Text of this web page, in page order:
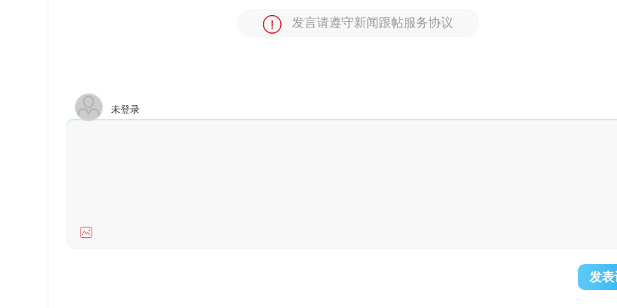
发言请遵守新闻跟帖服务协议
未登录
发表